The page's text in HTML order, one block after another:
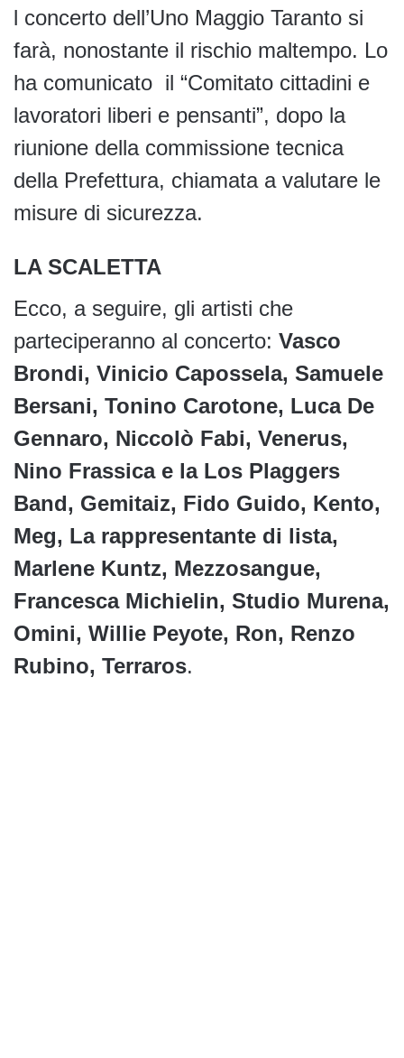
l concerto dell’Uno Maggio Taranto si
farà, nonostante il rischio maltempo. Lo
ha comunicato il “Comitato cittadini e
lavoratori liberi e pensanti”, dopo la
riunione della commissione tecnica
della Prefettura, chiamata a valutare le
misure di sicurezza.
LA SCALETTA
Ecco, a seguire, gli artisti che
parteciperanno al concerto: Vasco
Brondi, Vinicio Capossela, Samuele
Bersani, Tonino Carotone, Luca De
Gennaro, Niccolò Fabi, Venerus,
Nino Frassica e la Los Plaggers
Band, Gemitaiz, Fido Guido, Kento,
Meg, La rappresentante di lista,
Marlene Kuntz, Mezzosangue,
Francesca Michielin, Studio Murena,
Omini, Willie Peyote, Ron, Renzo
Rubino, Terraros.